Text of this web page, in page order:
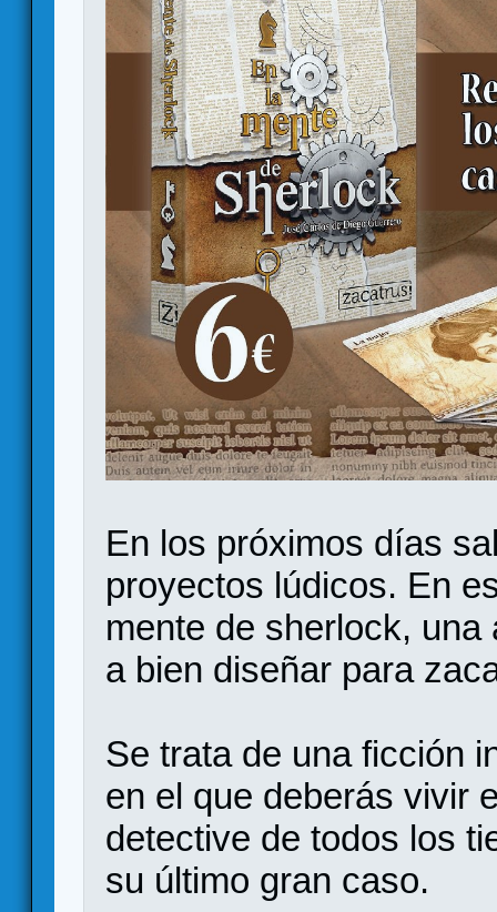
En los próximos días
proyectos lúdicos. En
mente de sherlock,
a bien diseñar para
Se trata de una ficción
en el que deberás vivir
detective de todos los
su último gran caso.